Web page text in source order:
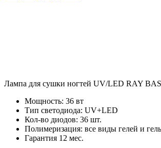
Лампа для сушки ногтей UV/LED RAY
Мощность: 36 вт
Тип светодиода: UV+LED
Кол-во диодов: 36 шт.
Полимеризация: все виды гелей и
Гарантия 12 мес.